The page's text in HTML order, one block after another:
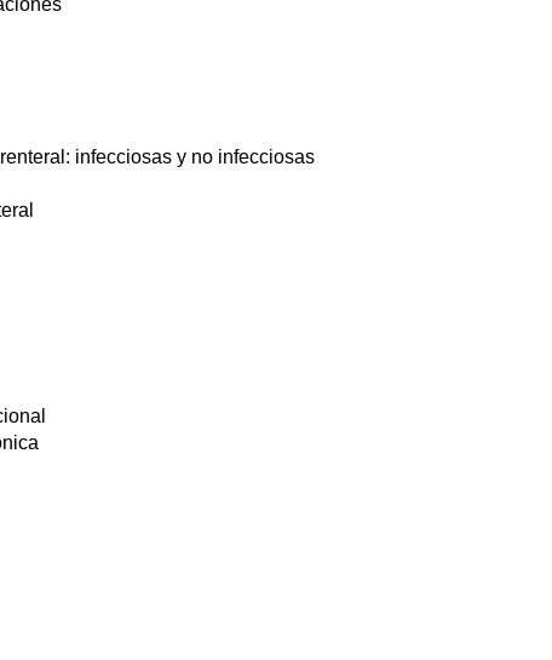
infecciosas y no infecciosas